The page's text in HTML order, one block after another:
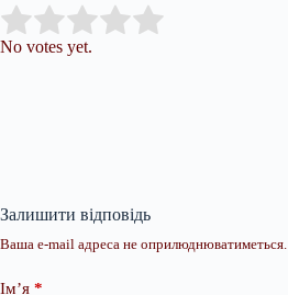
Rate this item:
No votes yet.
Залишити відповідь
Ваша e-mail адреса не оприлюднюватиметься.
Ім’я *